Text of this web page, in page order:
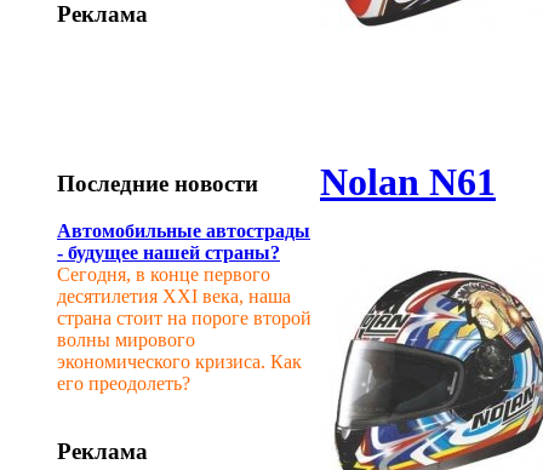
Реклама
Последние новости
Автомобильные автострады
- будущее нашей страны?
Сегодня, в конце первого
десятилетия XXI века, наша
страна стоит на пороге второй
волны мирового
экономического кризиса. Как
его преодолеть?
Реклама
Nolan N61